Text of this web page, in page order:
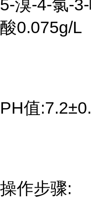
5-溴-4-氯-
酸0.075g/L
PH值
操作步骤: